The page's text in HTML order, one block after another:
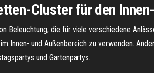
Cluster für den
Beleuchtung, die für viele verschiedene
Innen- und Außenbereich zu verwenden.
und Gartenpartys.